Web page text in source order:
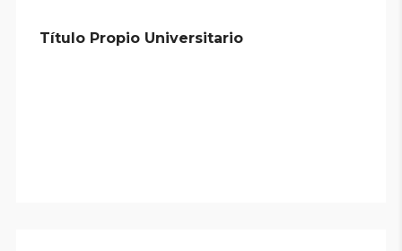
Título Propio Universitario